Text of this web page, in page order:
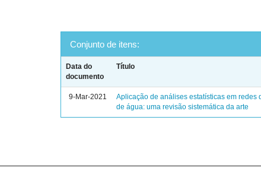
Conjunto de itens:
Data do
documento
Título
9-Mar-2021
Aplicação de análises estatísticas em redes
de água: uma revisão sistemática da arte